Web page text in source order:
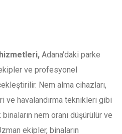
Adana'daki parke
ve profesyonel
Nem alma cihazları,
ve havalandırma teknikleri gibi
nem oranı düşürülür ve
ekipler, binaların